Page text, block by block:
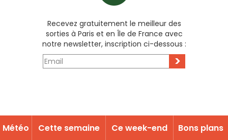
Recevez gratuitement le meilleur des
sorties à Paris et en Île de France avec
notre newsletter, inscription ci-dessous :
>
Météo Cette semaine Ce week-end Bons plans